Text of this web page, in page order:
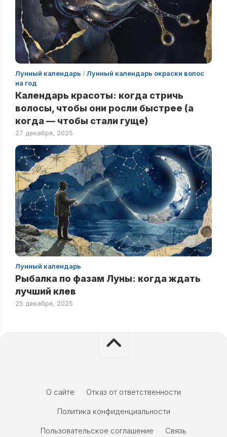
Лунный календарь /Лунный календарь окраски волос
на год
Календарь красоты: когда стричь
волосы, чтобы они росли быстрее (а
когда — чтобы стали гуще)
27 декабря, 2025
Лунный календарь
Рыбалка по фазам Луны: когда ждать
лучший клев
25 декабря, 2025
О сайте
Отказ от ответственности
Политика конфиденциальности
Пользовательское соглашение
Связь